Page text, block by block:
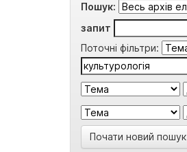
Пошук:
запит
Поточні фільтри:
Почати новий пошук